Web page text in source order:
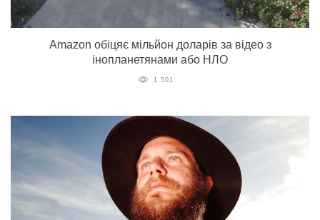
Amazon обіцяє мільйон доларів за відео з
інопланетянами або НЛО
1 501